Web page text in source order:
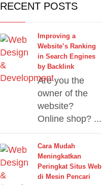
RECENT POSTS
Improving a
Website’s Ranking
in Search Engines
by Backlink
Are you the
owner of the
website?
Online shop? ...
Cara Mudah
Meningkatkan
Peringkat Situs Web
di Mesin Pencari